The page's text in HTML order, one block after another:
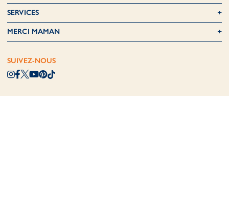
SERVICES
MERCI MAMAN
SUIVEZ-NOUS